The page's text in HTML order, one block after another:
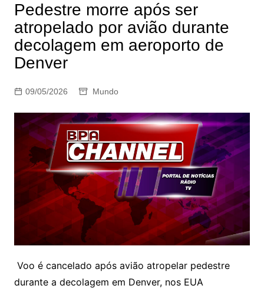
Pedestre morre após ser
atropelado por avião durante
decolagem em aeroporto de
Denver
09/05/2026 Mundo
Voo é cancelado após avião atropelar pedestre
durante a decolagem em Denver, nos EUA